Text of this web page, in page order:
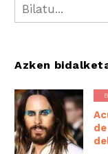
Azken